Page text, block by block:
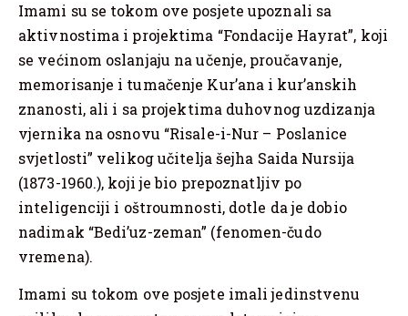
Imami su se tokom ove posjete upoznali sa
aktivnostima i projektima “Fondacije Hayrat”, koji
se većinom oslanjaju na učenje, proučavanje,
memorisanje i tumačenje Kur’ana i kur’anskih
znanosti, ali i sa projektima duhovnog uzdizanja
vjernika na osnovu “Risale-i-Nur – Poslanice
svjetlosti” velikog učitelja šejha Saida Nursija
(1873-1960.), koji je bio prepoznatljiv po
inteligenciji i oštroumnosti, dotle da je dobio
nadimak “Bedi’uz-zeman” (fenomen-čudo
vremena).
Imami su tokom ove posjete imali jedinstvenu